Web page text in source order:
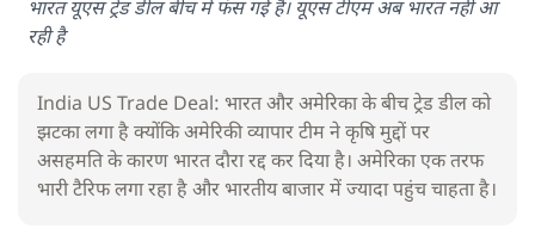
भारत यूएस ट्रेड डील बीच में फंस गई है। यूएस टीएम अब भारत नहीं आ
रही है
India US Trade Deal: भारत और अमेरिका के बीच ट्रेड डील को
झटका लगा है क्योंकि अमेरिकी व्यापार टीम ने कृषि मुद्दों पर
असहमति के कारण भारत दौरा रद्द कर दिया है। अमेरिका एक तरफ
भारी टैरिफ लगा रहा है और भारतीय बाजार में ज्यादा पहुंच चाहता है।